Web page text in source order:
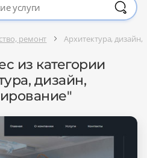
ремонт Архитектура,
из категории
дизайн,